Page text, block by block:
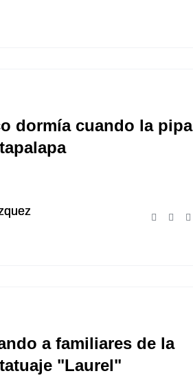
dormía cuando la pipa
a familiares de la
"Laurel"